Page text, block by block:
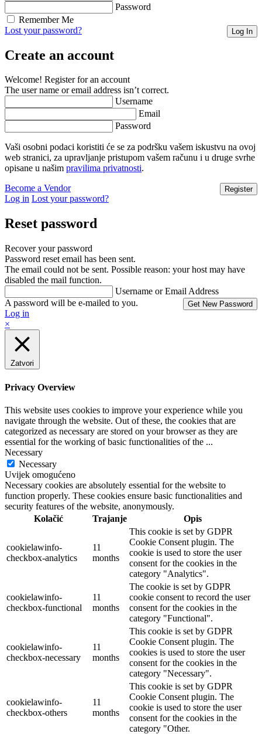
Password
Remember Me
Lost your password?
Create an account
Welcome! Register for an account
The user name or email address isn’t correct.
Username
Email
Password
Vaši osobni podaci koristiti će se za podršku vašem iskustvu na ovoj
web stranici, za upravljanje pristupom vašem računu i u druge svrhe
opisane u našim pravilima privatnosti.
Become a Vendor
Log in Lost your password?
Reset password
Recover your password
Password reset email has been sent.
The email could not be sent. Possible reason: your host may have
disabled the mail function.
Username or Email Address
A password will be e-mailed to you.
Log in
×
Zatvori
Privacy Overview
This website uses cookies to improve your experience while you
navigate through the website. Out of these, the cookies that are
categorized as necessary are stored on your browser as they are
essential for the working of basic functionalities of the ...
Necessary
Necessary
Uvijek omogućeno
Necessary cookies are absolutely essential for the website to
function properly. These cookies ensure basic functionalities and
security features of the website, anonymously.
Kolačić
Trajanje Opis
cookielawinfo-
checkbox-analytics
11
months
This cookie is set by GDPR
Cookie Consent plugin. The
cookie is used to store the user
consent for the cookies in the
category "Analytics".
cookielawinfo-
checkbox-functional
11
months
The cookie is set by GDPR
cookie consent to record the user
consent for the cookies in the
category "Functional".
cookielawinfo-
checkbox-necessary
11
months
This cookie is set by GDPR
Cookie Consent plugin. The
cookies is used to store the user
consent for the cookies in the
category "Necessary".
cookielawinfo-
checkbox-others
11
months
This cookie is set by GDPR
Cookie Consent plugin. The
cookie is used to store the user
consent for the cookies in the
category "Other.